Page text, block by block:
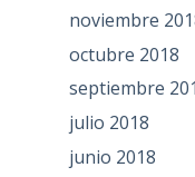
noviembre
octubre 2018
septiembre
julio 2018
junio 2018